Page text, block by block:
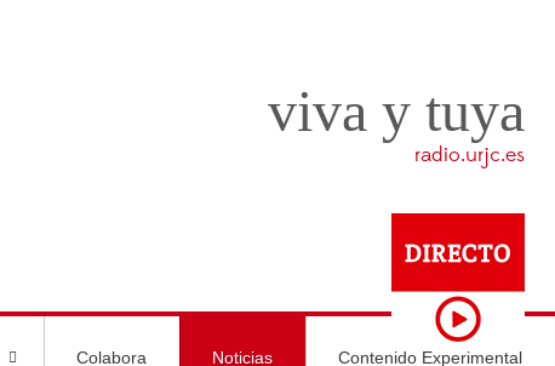
viva y tuya
radio.urjc.es
Colabora Noticias Contenido Experimental